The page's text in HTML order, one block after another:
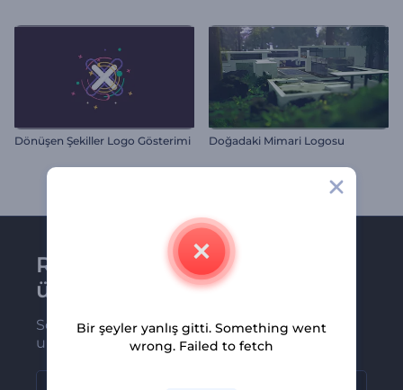
Dönüşen Şekiller Logo Gösterimi Doğadaki Mimari Logosu
Renderforest bültenine
üye olun
Son haber ve tekliflerimiz ilk olarak size
ulaşsın
Bir şeyler yanlış gitti. Something went
wrong. Failed to fetch